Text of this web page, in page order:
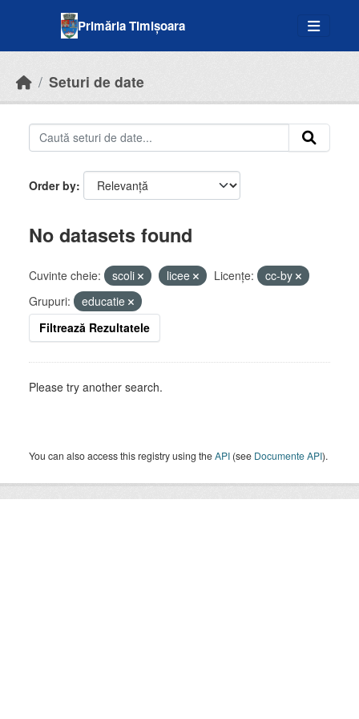
Primăria Timișoara
Seturi de date
Order by
No datasets found
Cuvinte cheie: scoli licee Licenţe:
cc-by
Grupuri:
educatie
Filtrează Rezultatele
Please try another search.
You can also access this registry using theAPI (see Documente API).